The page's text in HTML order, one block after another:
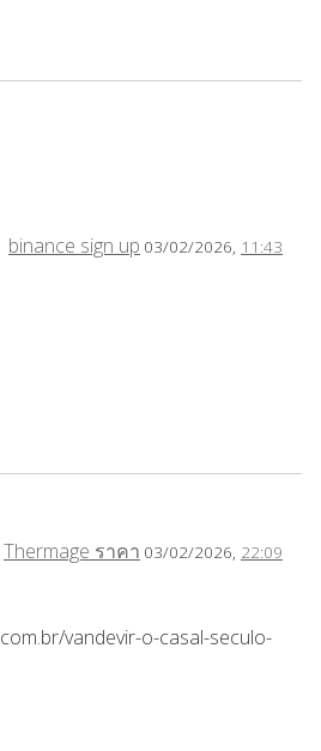
binance sign up 03/02/2026, 11:43
Thermage ราคา 03/02/2026, 22:09
vandevir-o-casal-seculo-